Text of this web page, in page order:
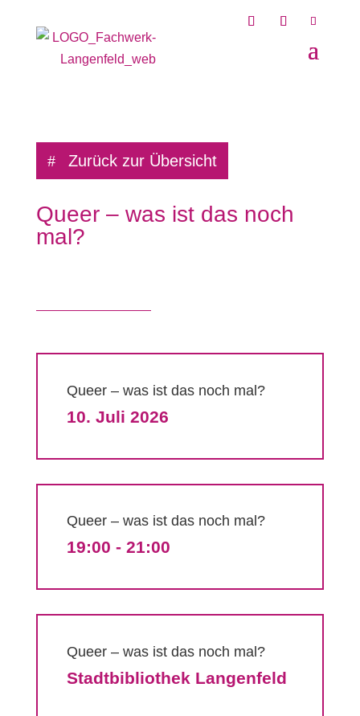
Zurück zur Übersicht
Queer – was ist das noch
mal?
Queer – was ist das noch mal?
10. Juli 2026
Queer – was ist das noch mal?
19:00 - 21:00
Queer – was ist das noch mal?
Stadtbibliothek Langenfeld